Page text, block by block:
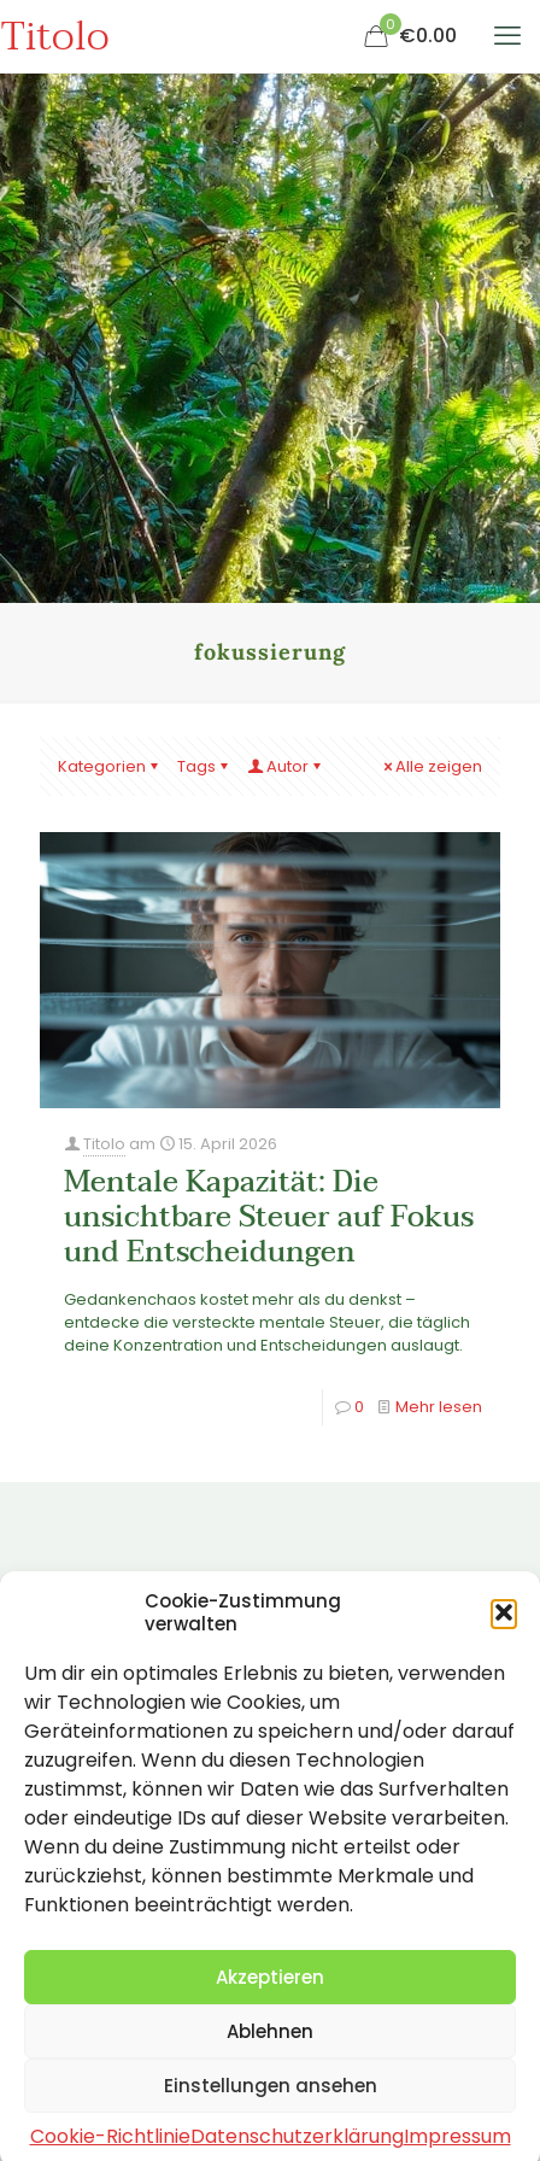
Cookie-Zustimmung
verwalten
Um dir ein optimales Erlebnis zu bieten, verwenden
wir Technologien wie Cookies, um
Geräteinformationen zu speichern und/oder darauf
zuzugreifen. Wenn du diesen Technologien
zustimmst, können wir Daten wie das Surfverhalten
oder eindeutige IDs auf dieser Website verarbeiten.
Wenn du deine Zustimmung nicht erteilst oder
zurückziehst, können bestimmte Merkmale und
Funktionen beeinträchtigt werden.
Akzeptieren
Ablehnen
Einstellungen ansehen
Cookie-RichtlinieDatenschutzerklärungImpressum
Titolo 0 €0.00
fokussierung
Kategorien Tags Autor Alle zeigen
Titolo am 15. April 2026
Mentale Kapazität: Die
unsichtbare Steuer auf Fokus
und Entscheidungen
Gedankenchaos kostet mehr als du denkst –
entdecke die versteckte mentale Steuer, die täglich
deine Konzentration und Entscheidungen auslaugt.
0 Mehr lesen
Rechtlich
Impressum
Datenschutzerklärung
Cookie-Richtlinie (EU)